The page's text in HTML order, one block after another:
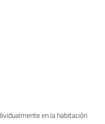
en la habitación